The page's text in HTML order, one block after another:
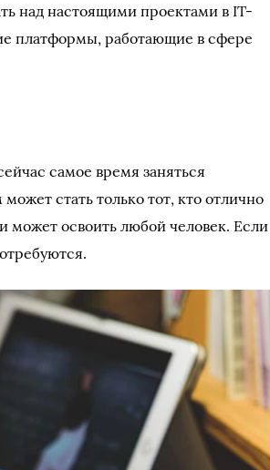
над настоящими проектами в IT-
платформы, работающие в сфере
самое время заняться
стать только тот, кто отлично
может освоить любой человек. Если